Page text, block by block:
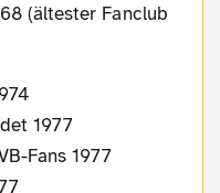
(ältester Fanclub
1977
Fans 1977